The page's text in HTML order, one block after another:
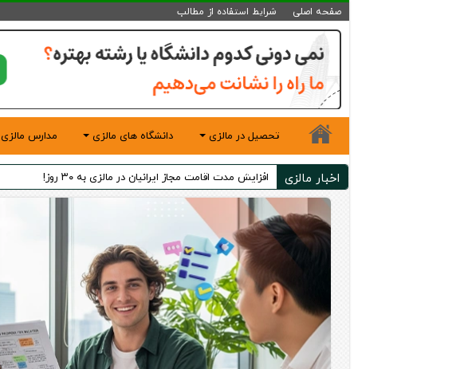
صفحه اصلی شرایط استفاده از مطالب
تحصیل در مالزی دانشگاه های مالزی مدارس مالزی
اخبار مالزی ویزای یک ساله زبان مالزی - تحصیل در محیط انگلیسی زبان